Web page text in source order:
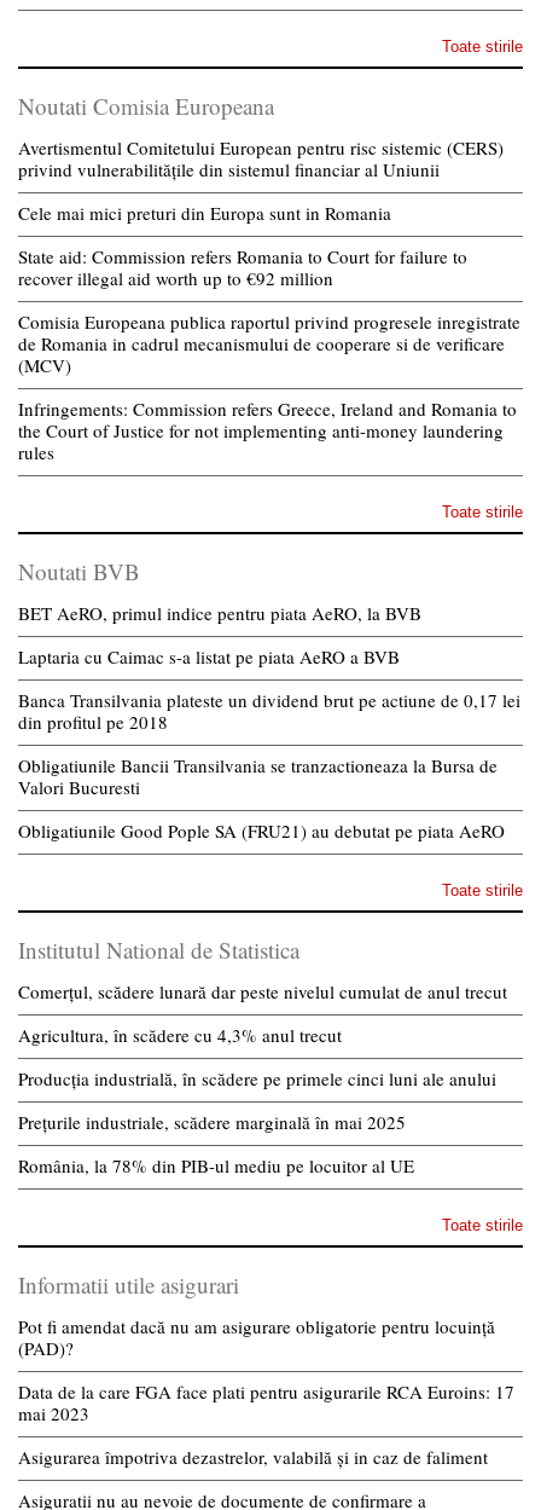
Toate stirile
Noutati Comisia Europeana
Avertismentul Comitetului European pentru risc sistemic (CERS)
privind vulnerabilitățile din sistemul financiar al Uniunii
Cele mai mici preturi din Europa sunt in Romania
State aid: Commission refers Romania to Court for failure to
recover illegal aid worth up to €92 million
Comisia Europeana publica raportul privind progresele inregistrate
de Romania in cadrul mecanismului de cooperare si de verificare
(MCV)
Infringements: Commission refers Greece, Ireland and Romania to
the Court of Justice for not implementing anti-money laundering
rules
Toate stirile
Noutati BVB
BET AeRO, primul indice pentru piata AeRO, la BVB
Laptaria cu Caimac s-a listat pe piata AeRO a BVB
Banca Transilvania plateste un dividend brut pe actiune de 0,17 lei
din profitul pe 2018
Obligatiunile Bancii Transilvania se tranzactioneaza la Bursa de
Valori Bucuresti
Obligatiunile Good Pople SA (FRU21) au debutat pe piata AeRO
Toate stirile
Institutul National de Statistica
Comerțul, scădere lunară dar peste nivelul cumulat de anul trecut
Agricultura, în scădere cu 4,3% anul trecut
Producția industrială, în scădere pe primele cinci luni ale anului
Prețurile industriale, scădere marginală în mai 2025
România, la 78% din PIB-ul mediu pe locuitor al UE
Toate stirile
Informatii utile asigurari
Pot fi amendat dacă nu am asigurare obligatorie pentru locuință
(PAD)?
Data de la care FGA face plati pentru asigurarile RCA Euroins: 17
mai 2023
Asigurarea împotriva dezastrelor, valabilă și in caz de faliment
Asiguratii nu au nevoie de documente de confirmare a